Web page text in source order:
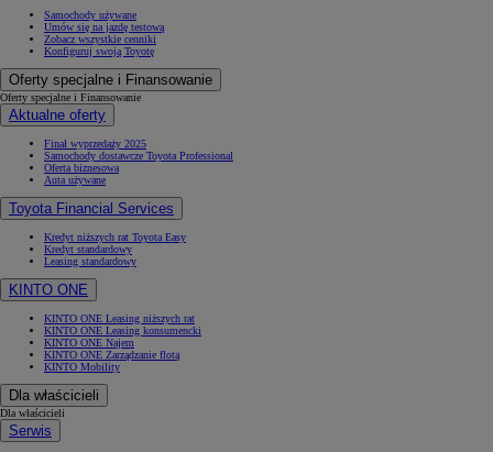
Samochody używane
Umów się na jazdę testową
Zobacz wszystkie cenniki
Konfiguruj swoją Toyotę
Oferty specjalne i Finansowanie
Oferty specjalne i Finansowanie
Aktualne oferty
Finał wyprzedaży 2025
Samochody dostawcze Toyota Professional
Oferta biznesowa
Auta używane
Toyota Financial Services
Kredyt niższych rat Toyota Easy
Kredyt standardowy
Leasing standardowy
KINTO ONE
KINTO ONE Leasing niższych rat
KINTO ONE Leasing konsumencki
KINTO ONE Najem
KINTO ONE Zarządzanie flotą
KINTO Mobility
Dla właścicieli
Dla właścicieli
Serwis